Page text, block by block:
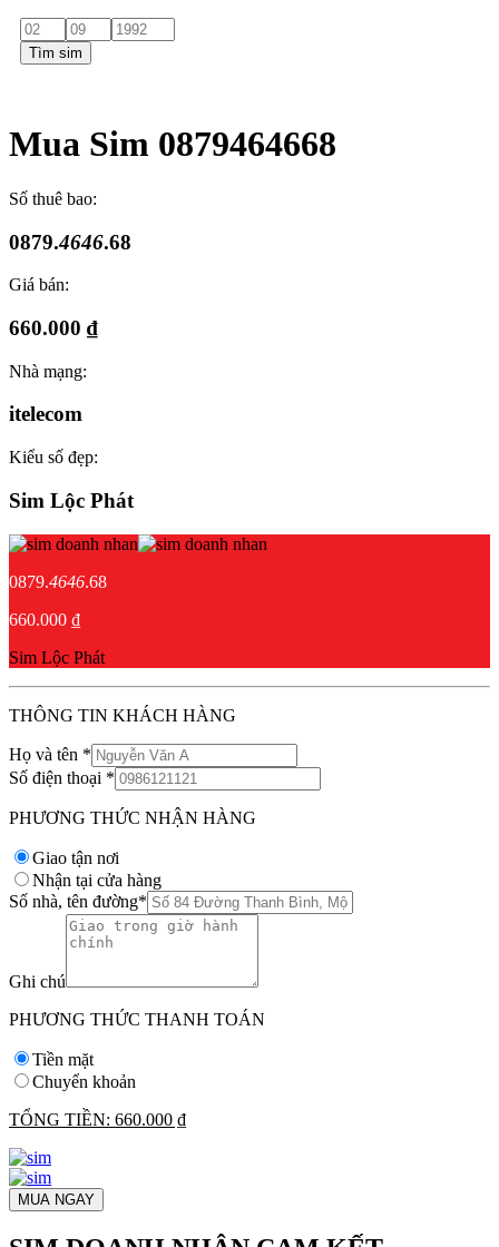
Tìm sim
Mua Sim 0879464668
Số thuê bao:
0879.4646.68
Giá bán:
660.000 ₫
Nhà mạng:
itelecom
Kiểu số đẹp:
Sim Lộc Phát
0879.4646.68
660.000 ₫
Sim Lộc Phát
THÔNG TIN KHÁCH HÀNG
Họ và tên *
Số điện thoại *
PHƯƠNG THỨC NHẬN HÀNG
Giao tận nơi
Nhận tại cửa hàng
Số nhà, tên đường*
Ghi chú
PHƯƠNG THỨC THANH TOÁN
Tiền mặt
Chuyển khoản
TỔNG TIỀN: 660.000 ₫
MUA NGAY